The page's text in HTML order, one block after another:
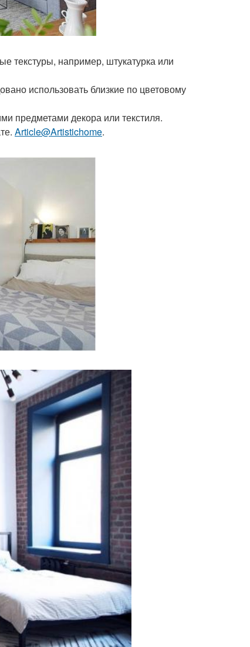
текстуры, например, штукатурка или
использовать близкие по цветовому
предметами декора или текстиля.
Article@Artistichome.